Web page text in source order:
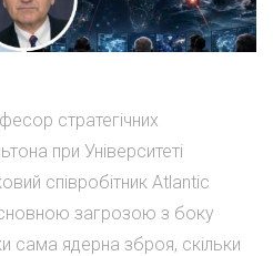
стратегічних
при Університеті
співробітник Atlantic
загрозою з боку
сама ядерна зброя, скільки